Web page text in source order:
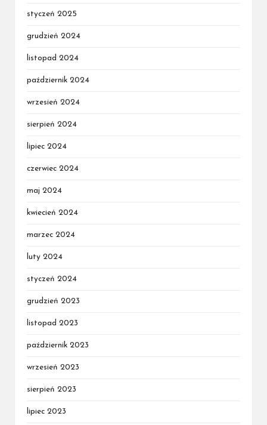
styczeń 2025
grudzień 2024
listopad 2024
październik 2024
wrzesień 2024
sierpień 2024
lipiec 2024
czerwiec 2024
maj 2024
kwiecień 2024
marzec 2024
luty 2024
styczeń 2024
grudzień 2023
listopad 2023
październik 2023
wrzesień 2023
sierpień 2023
lipiec 2023